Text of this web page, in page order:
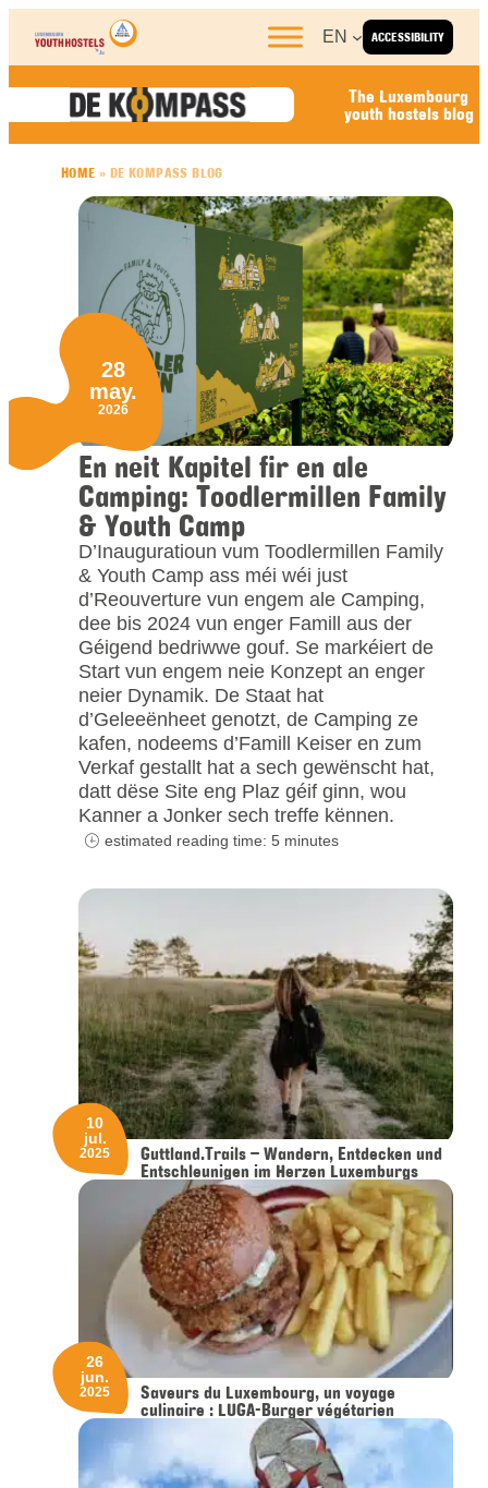
Skip to content
ACCESSIBILITY
EN
The Luxembourg
youth hostels blog
HOME » DE KOMPASS BLOG
En neit Kapitel fir en ale
Camping: Toodlermillen Family
& Youth Camp
D’Inauguratioun vum Toodlermillen Family
& Youth Camp ass méi wéi just
d’Reouverture vun engem ale Camping,
dee bis 2024 vun enger Famill aus der
Géigend bedriwwe gouf. Se markéiert de
Start vun engem neie Konzept an enger
neier Dynamik. De Staat hat
d’Geleeënheet genotzt, de Camping ze
kafen, nodeems d’Famill Keiser en zum
Verkaf gestallt hat a sech gewënscht hat,
datt dëse Site eng Plaz géif ginn, wou
Kanner a Jonker sech treffe kënnen.
28
may.
2026
estimated reading time: 5 minutes
Guttland.Trails – Wandern, Entdecken und
Entschleunigen im Herzen Luxemburgs
10
jul.
2025
Saveurs du Luxembourg, un voyage
culinaire : LUGA-Burger végétarien
26
jun.
2025